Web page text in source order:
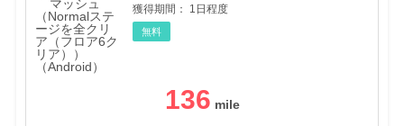
獲得期間：
1日程度
無料
136